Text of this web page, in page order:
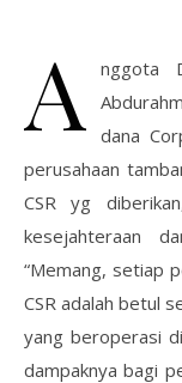
A
nggota
dana
perusahaan
CSR yg
kesejahteraan
“Memang, setiap
CSR adalah betul
yang beroperasi
dampaknya bagi